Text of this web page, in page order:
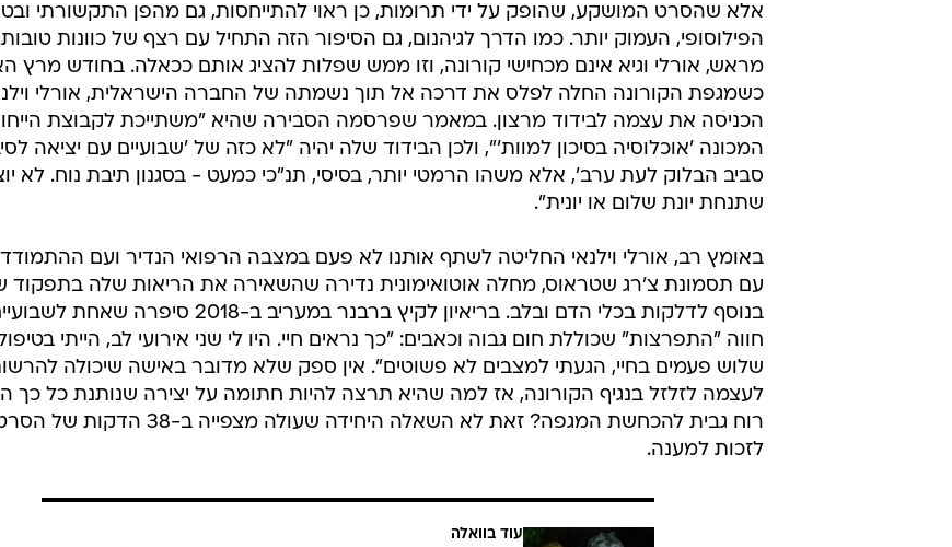
אלא שהסרט המושקע, שהופק על ידי תרומות, כן ראוי להתייחסות, גם מהפן התקשורתי
הפילוסופי, העמוק יותר. כמו הדרך לגיהנום, גם הסיפור הזה התחיל עם רצף של כוונות
מראש, אורלי וגיא אינם מכחישי קורונה, וזו ממש שפלות להציג אותם ככאלה. בחודש מרץ
כשמגפת הקורונה החלה לפלס את דרכה אל תוך נשמתה של החברה הישראלית, אורלי
הכניסה את עצמה לבידוד מרצון. במאמר שפרסמה הסבירה שהיא "משתייכת לקבוצת
המכונה 'אוכלוסיה בסיכון למוות'", ולכן הבידוד שלה יהיה "לא כזה של 'שבועיים עם יציאה
סביב הבלוק לעת ערב', אלא משהו הרמטי יותר, בסיסי, תנ"כי כמעט - בסגנון תיבת נוח. לא
שתנחת יונת שלום או יונית".
באומץ רב, אורלי וילנאי החליטה לשתף אותנו לא פעם במצבה הרפואי הנדיר ועם
בנוסף לדלקות בכלי הדם ובלב. בריאיון לקיץ ברבנר במעריב ב-2018 סיפרה
חווה "התפרצות" שכוללת חום גבוה וכאבים: "כך נראים חיי. היו לי שני אירועי לב, הייתי
שלוש פעמים בחיי, הגעתי למצבים לא פשוטים". אין ספק שלא מדובר באישה שיכולה
לעצמה לזלזל בנגיף הקורונה, אז למה שהיא תרצה להיות חתומה על יצירה שנותנת כל כך
רוח גבית להכחשת המגפה? זאת לא השאלה היחידה שעולה מצפייה ב-
לזכות למענה.
עוד בוואלה